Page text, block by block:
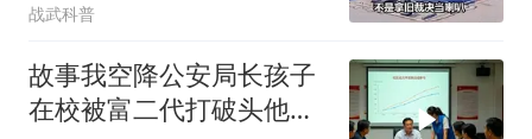
战武科普
故事我空降公安局长孩子
在校被富二代打破头他爹